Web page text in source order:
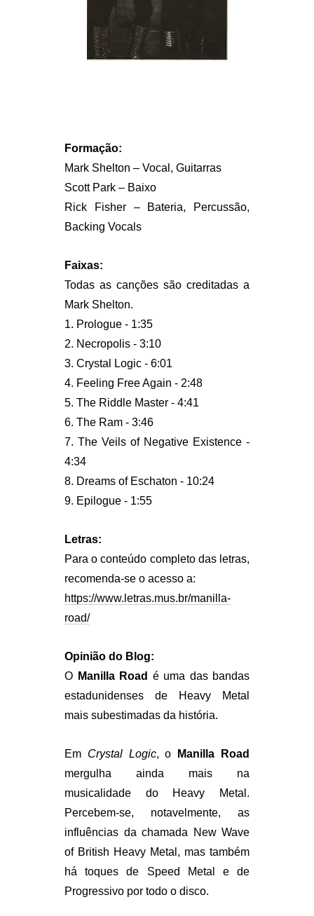
Formação:
Mark Shelton – Vocal, Guitarras
Scott Park – Baixo
Rick Fisher – Bateria, Percussão,
Backing Vocals
Faixas:
Todas as canções são creditadas a
Mark Shelton.
1. Prologue - 1:35
2. Necropolis - 3:10
3. Crystal Logic - 6:01
4. Feeling Free Again - 2:48
5. The Riddle Master - 4:41
6. The Ram - 3:46
7. The Veils of Negative Existence -
4:34
8. Dreams of Eschaton - 10:24
9. Epilogue - 1:55
Letras:
Para o conteúdo completo das letras,
recomenda-se o acesso a:
https://www.letras.mus.br/manilla-
road/
Opinião do Blog:
O Manilla Road é uma das bandas
estadunidenses de Heavy Metal
mais subestimadas da história.
Em Crystal Logic, o
Manilla Road
mergulha ainda mais na
musicalidade do Heavy Metal.
Percebem-se, notavelmente, as
influências da chamada New Wave
of British Heavy Metal, mas também
há toques de Speed Metal e de
Progressivo por todo o disco.